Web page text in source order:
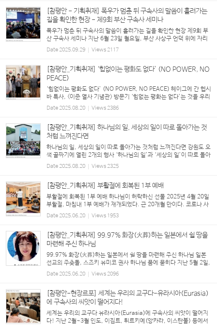
[참평안 - 기획취재] 폭우가 멈춘 뒤 구속사의 말씀이 흘러가는
길을 확인한 현장 - 제9회 부산 구속사 세미나
폭우가 멈춘 뒤 구속사의 말씀이 흘러가는 길을 확인한 현장 제9회 부
산 구속사 세미나 지난 6월 23일 월요일, 부산 사상구 언덕 위에 자리
한 붉은 벽돌의 은혜교회로 목회자들이 모여들었다. 장마가 시작되며
폭우가 예보됐지만, 세미나가 열린 ...
Date2025.09.29 Views2117
[참평안_기획취재] ‘힘없이는 평화도 없다’ (NO POWER, NO
PEACE)
‘힘없이는 평화도 없다’ (NO POWER, NO PEACE) 헤이그에 간 헵시
바 특사, <이준 열사 기념관> 방문기 ‘힘없는 평화는 없다’는 것을 우리
역사를 통해 가장 분명하게 보여 준 사례 가운데 하나로 1907년 네덜
란드 헤이그에서 열린 ‘제2차 만국평화...
Date2025.08.20 Views2386
[참평안_기획취재] 하나님의 일, 세상의 일이 따로 돌아가는 것
처럼 느껴진다면
하나님의 일, 세상의 일이 따로 돌아가는 것처럼 느껴진다면 강원도 오
색 골짜기에 열린 2개의 행사 ‘하나님의 일’과 ‘세상의 일’이 따로 돌아
가는 것처럼 느껴질 때가 많다. 세상사가 이해되지 않을 때, 하나님은
세상 일에는 선별적으로만 관여...
Date2025.08.20 Views2325
[참평안_기획취재] 부활절에 회복된 1부 예배
부활절에 회복된 1부 예배 하나님이 허락하신 선물 2025년 4월 20일
부활절, 마침내 1부 예배가 재개되었다. 근 20개월 만이다. 코로나 사
태로 일시 멈추었다가 회복되었으나 교회의 사정으로 다시 중단됐었
다. 주일 출근을 해야 해서, 지방으...
Date2025.06.20 Views 1953
[참평안_기획취재] 99.97% 화장(火葬)하는 일본에서 쉴 땅을
마련해 주신 하나님
99.97% 화장(火葬)하는 일본에서 쉴 땅을 마련해 주신 하나님 일본
선교의 주춧돌, 스즈키 유미코 권사 하나님 품에 묻히다 지난 5월 2일,
일본 홋카이도 요이치에서 강태진 목사(도쿄 사이타마 은총 그리스도
교회)의 집례 하에 스즈키 유미코 권사의 ...
Date2025.06.20 Views2096
[참평안-현장르포] 세계는 우리의 교구다-유라시아(Eurasia)
에 구속사의 씨앗이 떨어지다!
세계는 우리의 교구다 유라시아(Eurasia)에 구속사의 씨앗이 떨어지
다! 지난 2월~3월 인도, 이집트, 튀르키예(앙카라, 이스탄불) 등에서